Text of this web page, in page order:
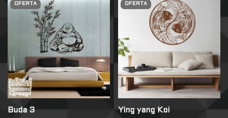
OFERTA
Buda 3
OFERTA
Ying yang Koi